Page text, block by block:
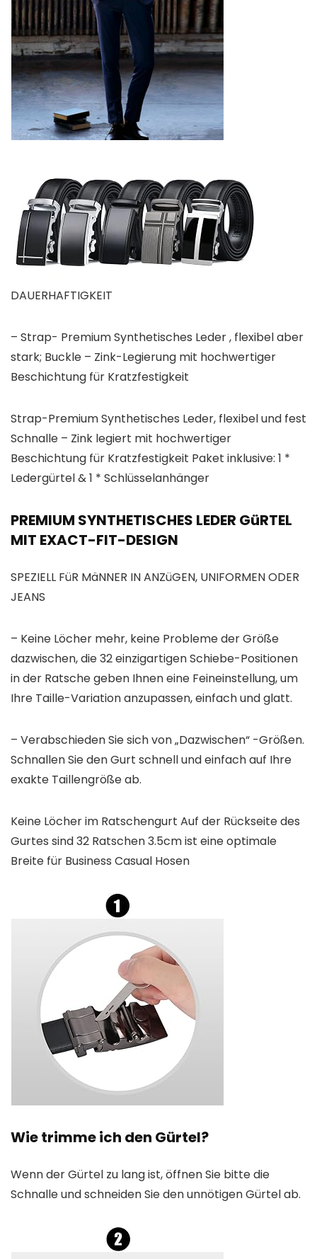
DAUERHAFTIGKEIT
– Strap- Premium Synthetisches Leder , flexibel aber
stark; Buckle – Zink-Legierung mit hochwertiger
Beschichtung für Kratzfestigkeit
Strap-Premium Synthetisches Leder, flexibel und fest
Schnalle – Zink legiert mit hochwertiger
Beschichtung für Kratzfestigkeit Paket inklusive: 1 *
Ledergürtel & 1 * Schlüsselanhänger
PREMIUM SYNTHETISCHES LEDER GüRTEL
MIT EXACT-FIT-DESIGN
SPEZIELL FüR MäNNER IN ANZüGEN, UNIFORMEN ODER
JEANS
– Keine Löcher mehr, keine Probleme der Größe
dazwischen, die 32 einzigartigen Schiebe-Positionen
in der Ratsche geben Ihnen eine Feineinstellung, um
Ihre Taille-Variation anzupassen, einfach und glatt.
– Verabschieden Sie sich von „Dazwischen“ -Größen.
Schnallen Sie den Gurt schnell und einfach auf Ihre
exakte Taillengröße ab.
Keine Löcher im Ratschengurt Auf der Rückseite des
Gurtes sind 32 Ratschen 3.5cm ist eine optimale
Breite für Business Casual Hosen
Wie trimme ich den Gürtel?
Wenn der Gürtel zu lang ist, öffnen Sie bitte die
Schnalle und schneiden Sie den unnötigen Gürtel ab.